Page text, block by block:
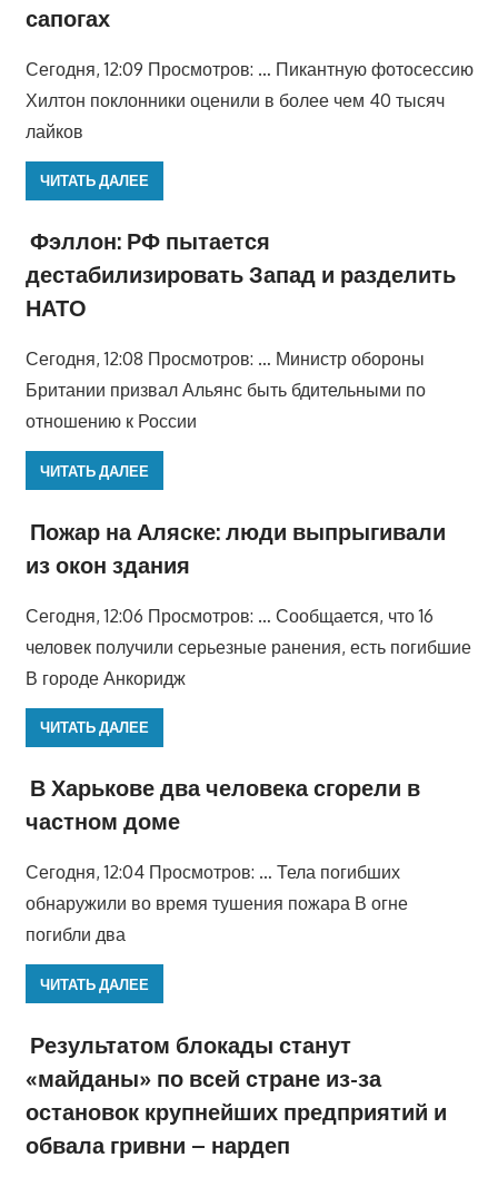
сапогах
Сегодня, 12:09 Просмотров: … Пикантную фотосессию
Хилтон поклонники оценили в более чем 40 тысяч
лайков
ЧИТАТЬ ДАЛЕЕ
Фэллон: РФ пытается
дестабилизировать Запад и разделить
НАТО
Сегодня, 12:08 Просмотров: … Министр обороны
Британии призвал Альянс быть бдительными по
отношению к России
ЧИТАТЬ ДАЛЕЕ
Пожар на Аляске: люди выпрыгивали
из окон здания
Сегодня, 12:06 Просмотров: … Сообщается, что 16
человек получили серьезные ранения, есть погибшие
В городе Анкоридж
ЧИТАТЬ ДАЛЕЕ
В Харькове два человека сгорели в
частном доме
Сегодня, 12:04 Просмотров: … Тела погибших
обнаружили во время тушения пожара В огне
погибли два
ЧИТАТЬ ДАЛЕЕ
Результатом блокады станут
«майданы» по всей стране из-за
остановок крупнейших предприятий и
обвала гривни – нардеп